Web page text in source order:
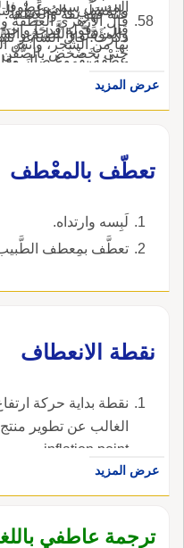
الميسر، سمي عَطُوفا
قال: وقوله قِدحاً
حتى تَخَضْخَض بالصُّفْنِ
قَمِيرٌ طامِع خَصِل
والمُسَلِّي والمُجَلِّي
والمؤَمَّلُّ واللَّطِيمُ
عنه فهو ثقة
ذكرت؛ قال الشاعر
عِطْفة بفُروع ضال
والطاء، نبت يَتَلَوَّى
ترعاه البقر خاصة،
الفارك فتُِحب زوجها.
قال الأَزهري العِطْفَةُ
بها من الشجر، وأَنش
النضر إنما هي عَطَفةٌ
عمرو: من غريب شجر
اسمان، والأَعرف
سيده.
عرض المزيد
تعطّف بالمعْطف
لَبِسه وارتداه.
تعطَّف بمِعطف
نقطة الانعطاف
نقطة بداية حركة
الغالب عن تطوير
inflation point.
عرض المزيد
ترجمة عاطفي